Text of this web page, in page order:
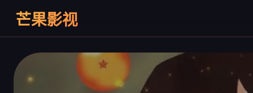
芒果影视